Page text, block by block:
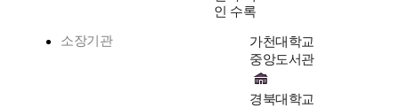
인 수록
소장기관
가천대학교
중앙도서관
경북대학교